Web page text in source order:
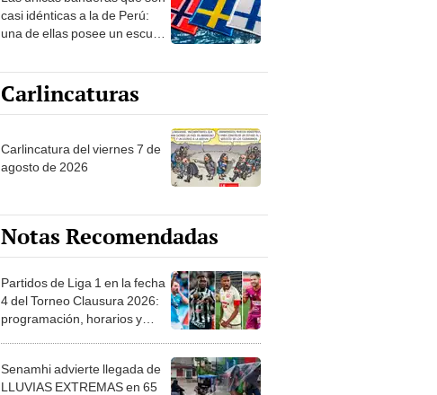
casi idénticas a la de Perú:
una de ellas posee un escudo
Carlincaturas
Carlincatura del viernes 7 de
agosto de 2026
Notas Recomendadas
Partidos de Liga 1 en la fecha
4 del Torneo Clausura 2026:
programación, horarios y
Senamhi advierte llegada de
LLUVIAS EXTREMAS en 65